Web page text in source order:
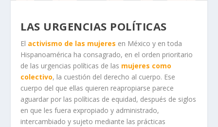
LAS URGENCIAS POLÍTICAS
El activismo de las mujeres en México y en toda
Hispanoamérica ha consagrado, en el orden prioritario
de las urgencias políticas de las mujeres como
colectivo, la cuestión del derecho al cuerpo. Ese
cuerpo del que ellas quieren reapropiarse parece
aguardar por las políticas de equidad, después de siglos
en que les fuera expropiado y administrado,
intercambiado y sujeto mediante las prácticas